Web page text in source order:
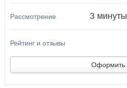
3 минуты
Оформить